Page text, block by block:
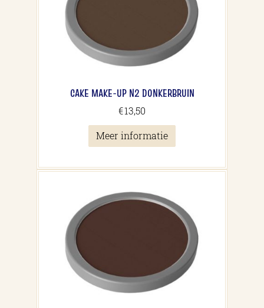
CAKE MAKE-UP N2 DONKERBRUIN
€13,50
Meer informatie